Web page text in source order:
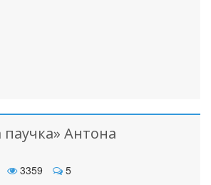
паучка» Антона
3359
5